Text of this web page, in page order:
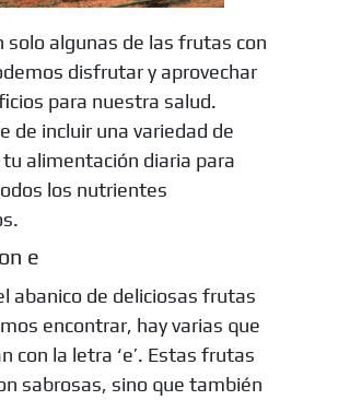
solo algunas de las frutas con
disfrutar y aprovechar
para nuestra salud.
de incluir una variedad de
alimentación diaria para
los nutrientes
e
abanico de deliciosas frutas
encontrar, hay varias que
con la letra ‘e’. Estas frutas
sabrosas, sino que también